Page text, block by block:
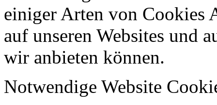
einiger Arten von Cookies
auf unseren Websites und
wir anbieten können.
Notwendige Website